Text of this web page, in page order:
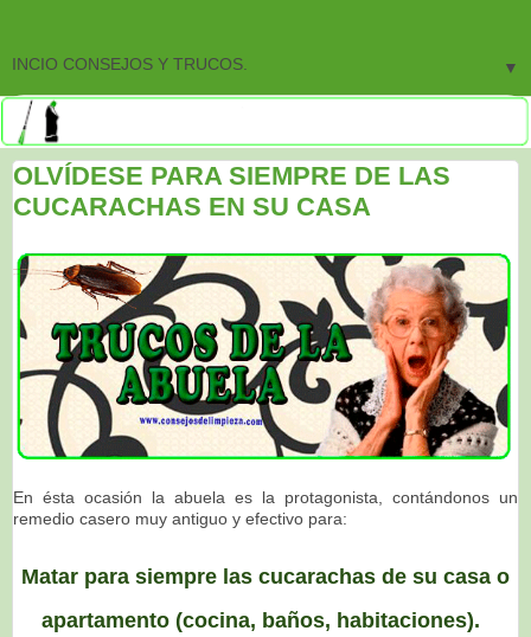
▼
OLVÍDESE PARA SIEMPRE DE LAS
CUCARACHAS EN SU CASA
En ésta ocasión la abuela es la protagonista, contándonos un
remedio casero muy antiguo y efectivo para:
Matar para siempre las cucarachas de su casa o
apartamento (cocina, baños, habitaciones).